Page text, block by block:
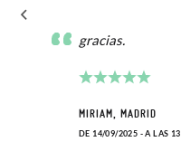
gracias.
MIRIAM, MADRID
DE 14/09/2025 - A LAS